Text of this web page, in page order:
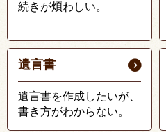
続きが煩わしい。
遺言書
遺言書を作成したいが、
書き方がわからない。